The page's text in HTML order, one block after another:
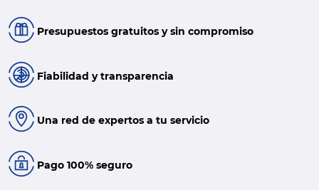
Presupuestos gratuitos y sin compromiso
Fiabilidad y transparencia
Una red de expertos a tu servicio
Pago 100% seguro